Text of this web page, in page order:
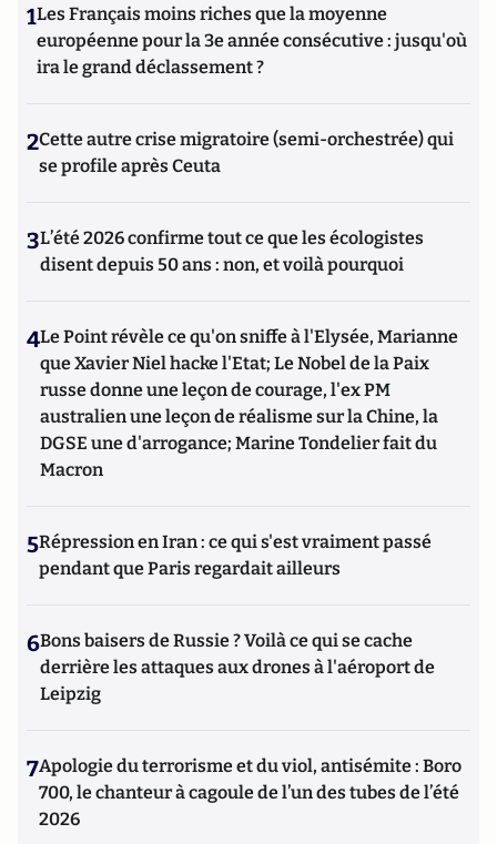
Historionomie, dont la version actuelle est disponible à
l’adresse internet historionomie.net, dans lequel il publie
régulièrement des analyses géopolitiques basées sur ou
dans la continuité de ses travaux, et fait la promotion de ses
1Les Français moins riches que la moyenne
européenne pour la 3e année consécutive : jusqu'où
ira le grand déclassement ?
2Cette autre crise migratoire (semi-orchestrée) qui
se profile après Ceuta
3L’été 2026 confirme tout ce que les écologistes
disent depuis 50 ans : non, et voilà pourquoi
4Le Point révèle ce qu'on sniffe à l'Elysée, Marianne
que Xavier Niel hacke l'Etat; Le Nobel de la Paix
russe donne une leçon de courage, l'ex PM
australien une leçon de réalisme sur la Chine, la
DGSE une d'arrogance; Marine Tondelier fait du
Macron
5Répression en Iran : ce qui s'est vraiment passé
pendant que Paris regardait ailleurs
6Bons baisers de Russie ? Voilà ce qui se cache
derrière les attaques aux drones à l'aéroport de
Leipzig
7Apologie du terrorisme et du viol, antisémite : Boro
700, le chanteur à cagoule de l’un des tubes de l’été
2026